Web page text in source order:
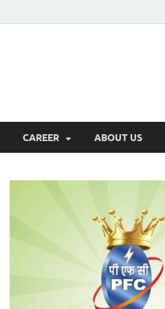
CAREER ABOUT US